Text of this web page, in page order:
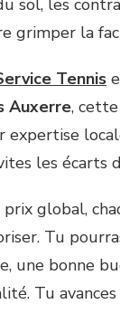
grimper la
Tennis
Auxerre,
expertise
les écarts
prix global,
Tu
une bonne
Tu